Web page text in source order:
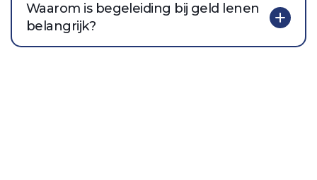
Waarom is begeleiding bij geld lenen
belangrijk?